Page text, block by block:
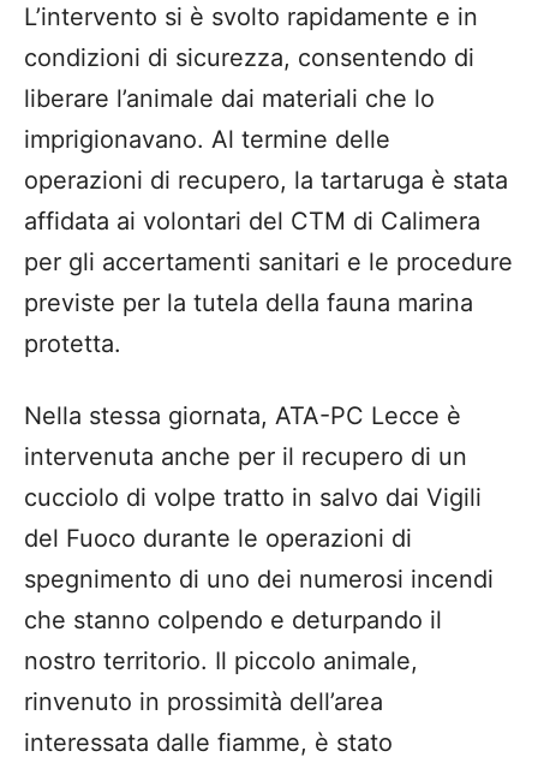
L’intervento si è svolto rapidamente e in
condizioni di sicurezza, consentendo di
liberare l’animale dai materiali che lo
imprigionavano. Al termine delle
operazioni di recupero, la tartaruga è stata
affidata ai volontari del CTM di Calimera
per gli accertamenti sanitari e le procedure
previste per la tutela della fauna marina
protetta.
Nella stessa giornata, ATA-PC Lecce è
intervenuta anche per il recupero di un
cucciolo di volpe tratto in salvo dai Vigili
del Fuoco durante le operazioni di
spegnimento di uno dei numerosi incendi
che stanno colpendo e deturpando il
nostro territorio. Il piccolo animale,
rinvenuto in prossimità dell’area
interessata dalle fiamme, è stato